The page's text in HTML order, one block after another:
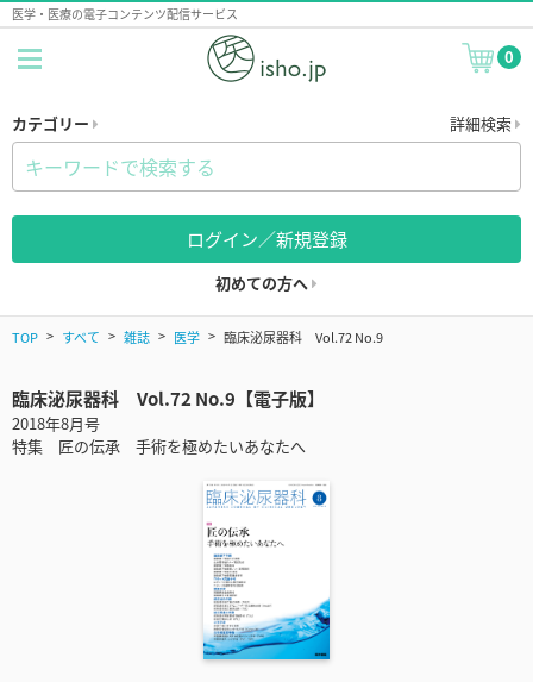
医学・医療の電子コンテンツ配信サービス
0
カテゴリー 詳細検索
ログイン／新規登録
初めての方へ
TOP すべて 雑誌 医学 臨床泌尿器科 Vol.72 No.9
臨床泌尿器科 Vol.72 No.9【電子版】
2018年8月号
特集 匠の伝承 手術を極めたいあなたへ